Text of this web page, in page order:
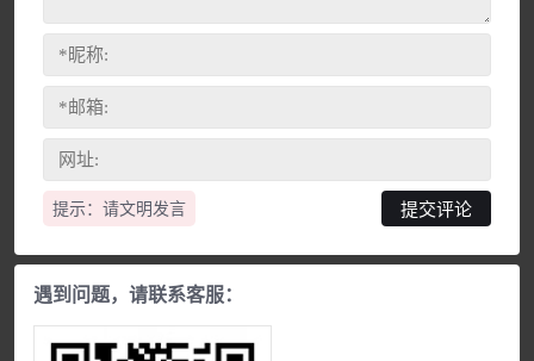
提示：请文明发言
遇到问题，请联系客服：